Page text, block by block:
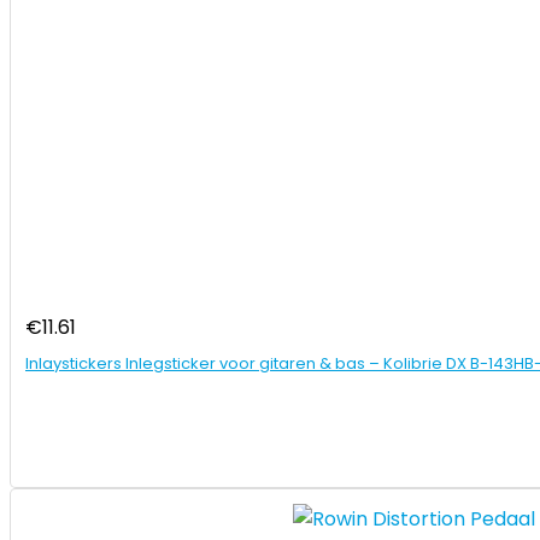
€11.61
Inlaystickers Inlegsticker voor gitaren & bas – Kolibrie DX B-